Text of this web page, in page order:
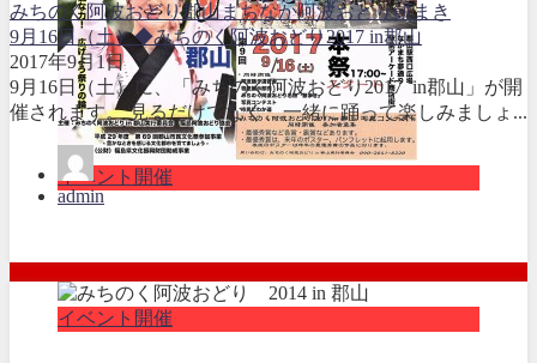
イベント開催
みちのく阿波おどり郡山まちなか阿波おどり餅まき
9月16日（土）◆みちのく阿波おどり2017 in郡山
2017年9月1日
9月16日（土）に、「みちのく阿波おどり2017 in郡山」が開
催されます。 見るだけでなく、一緒に踊って楽しみましょ...
admin
イベント開催